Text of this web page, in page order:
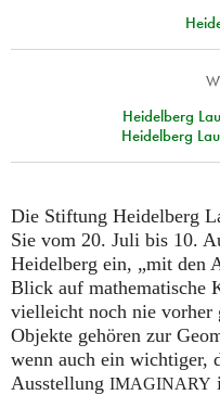
Heidelberg
Heidelberg
Die Stiftung Heidelberg
Sie vom 20. Juli bis 10.
Heidelberg ein, „mit den
Blick auf mathematische
vielleicht noch nie vorher
Objekte gehören zur
wenn auch ein wichtiger,
Ausstellung IMAGINARY